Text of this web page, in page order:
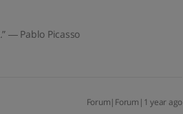
― Pablo Picasso
Forum|Forum|1 year ago